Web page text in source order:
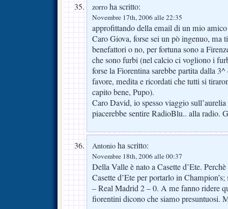
zorro ha scritto:
Novembre 17th, 2006 alle 22:35
approfittando della email di un mio
Caro Giova, forse sei un pò ingenuo, ma
benefattori o no, per fortuna sono a
che sono furbi (nel calcio ci vogliono i
forse la Fiorentina sarebbe partita dalla
favore, medita e ricordati che tutti si
capito bene, Pupo).
Caro David, io spesso viaggio
piacerebbe sentire RadioBlu.. alla radio.
Antonio ha scritto:
Novembre 18th, 2006 alle 00:37
Della Valle è nato a Casette d’Ete.
Casette d’Ete per portarlo in
– Real Madrid 2 – 0. A me fanno ridere
fiorentini dicono che siamo presuntuosi.